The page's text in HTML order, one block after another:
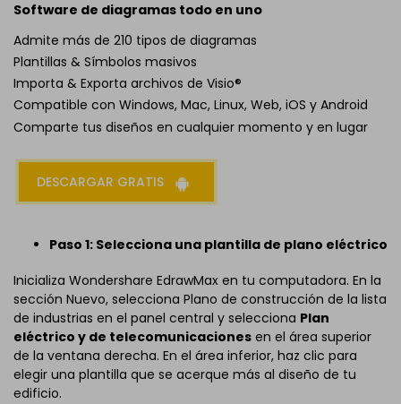
Software de diagramas todo en uno
Admite más de 210 tipos de diagramas
Plantillas & Símbolos masivos
Importa & Exporta archivos de Visio®
Compatible con Windows, Mac, Linux, Web, iOS y Android
Comparte tus diseños en cualquier momento y en lugar
DESCARGAR GRATIS
Paso 1: Selecciona una plantilla de plano eléctrico
Inicializa Wondershare EdrawMax en tu computadora. En la
sección Nuevo, selecciona Plano de construcción de la lista
de industrias en el panel central y selecciona Plan
eléctrico y de telecomunicaciones en el área superior
de la ventana derecha. En el área inferior, haz clic para
elegir una plantilla que se acerque más al diseño de tu
edificio.